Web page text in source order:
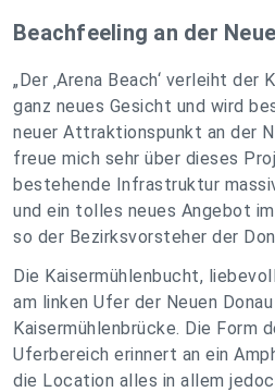
Beachfeeling an der
„Der ‚Arena Beach‘ verleiht der
ganz neues Gesicht und wird
neuer Attraktionspunkt an der
freue mich sehr über dieses
bestehende Infrastruktur
und ein tolles neues Angebot
so der Bezirksvorsteher der
Die Kaisermühlenbucht,
am linken Ufer der Neuen
Kaisermühlenbrücke. Die Form
Uferbereich erinnert an ein
die Location alles in allem